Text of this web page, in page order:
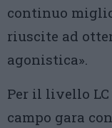
continuo
riuscite ad
agonistica».
Per il livello LC
campo gara